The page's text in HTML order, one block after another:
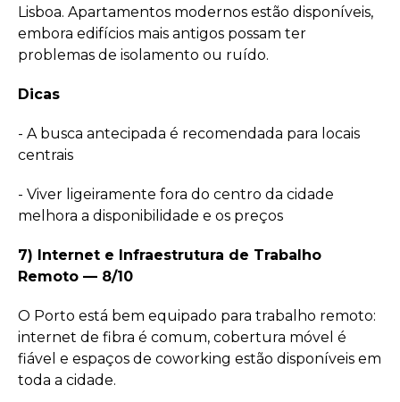
Lisboa. Apartamentos modernos estão disponíveis,
embora edifícios mais antigos possam ter
problemas de isolamento ou ruído.
Dicas
- A busca antecipada é recomendada para locais
centrais
- Viver ligeiramente fora do centro da cidade
melhora a disponibilidade e os preços
7) Internet e Infraestrutura de Trabalho
Remoto — 8/10
O Porto está bem equipado para trabalho remoto:
internet de fibra é comum, cobertura móvel é
fiável e espaços de coworking estão disponíveis em
toda a cidade.